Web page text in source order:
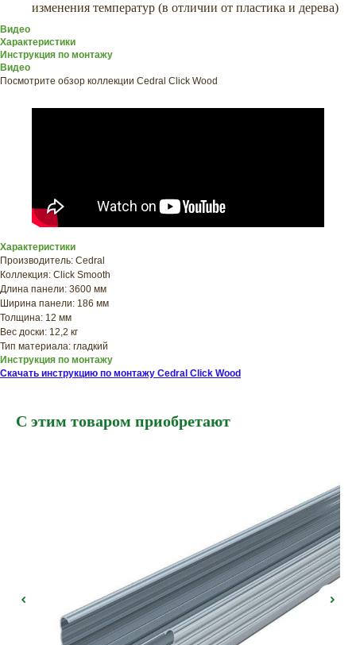
изменения температур (в отличии от пластика и дерева)
Видео
Характеристики
Инструкция по монтажу
Видео
Посмотрите обзор коллекции Cedral Click Wood
Характеристики
Производитель: Cedral
Коллекция: Click Smooth
Длина панели: 3600 мм
Ширина панели: 186 мм
Толщина: 12 мм
Вес доски: 12,2 кг
Тип материала: гладкий
Инструкция по монтажу
Скачать инструкцию по монтажу Cedral Click Wood
С этим товаром приобретают